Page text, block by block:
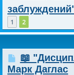
1 2
📖
Марк Даглас